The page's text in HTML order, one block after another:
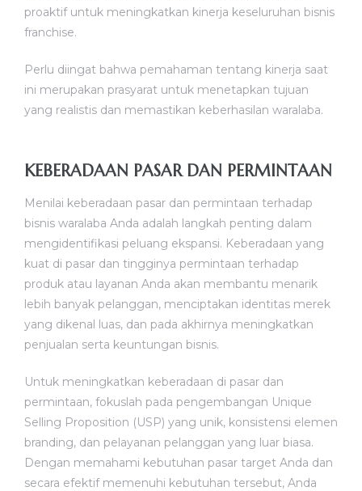
proaktif untuk meningkatkan kinerja keseluruhan bisnis
franchise.
Perlu diingat bahwa pemahaman tentang kinerja saat
ini merupakan prasyarat untuk menetapkan tujuan
yang realistis dan memastikan keberhasilan waralaba.
KEBERADAAN PASAR DAN PERMINTAAN
Menilai keberadaan pasar dan permintaan terhadap
bisnis waralaba Anda adalah langkah penting dalam
mengidentifikasi peluang ekspansi. Keberadaan yang
kuat di pasar dan tingginya permintaan terhadap
produk atau layanan Anda akan membantu menarik
lebih banyak pelanggan, menciptakan identitas merek
yang dikenal luas, dan pada akhirnya meningkatkan
penjualan serta keuntungan bisnis.
Untuk meningkatkan keberadaan di pasar dan
permintaan, fokuslah pada pengembangan Unique
Selling Proposition (USP) yang unik, konsistensi elemen
branding, dan pelayanan pelanggan yang luar biasa.
Dengan memahami kebutuhan pasar target Anda dan
secara efektif memenuhi kebutuhan tersebut, Anda